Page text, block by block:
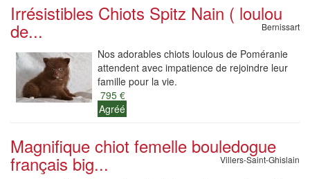
Irrésistibles Chiots Spitz Nain ( loulou
de... Bernissart
Nos adorables chiots loulous de Poméranie
attendent avec impatience de rejoindre leur
famille pour la vie.
795 €
Agréé
Magnifique chiot femelle bouledogue
français big... Villers-Saint-Ghislain